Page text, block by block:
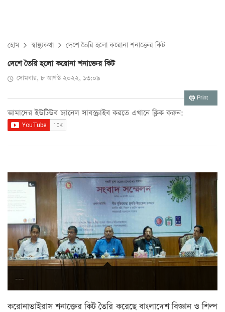
হোম স্বাস্থ্যকথা দেশে তৈরি হলো করোনা শনাক্তের কিট
দেশে তৈরি হলো করোনা শনাক্তের কিট
সোমবার, ৮ আগস্ট ২০২২, ১৩:০৯
Print
আমাদের ইউটিউব চ্যানেল সাবস্ক্রাইব করতে এখানে ক্লিক করুন:
---
করোনাভাইরাস শনাক্তের কিট তৈরি করেছে বাংলাদেশ বিজ্ঞান ও শিল্প